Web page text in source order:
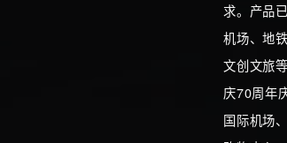
求。产品
机场、地
文创文旅
庆70周年
国际机场